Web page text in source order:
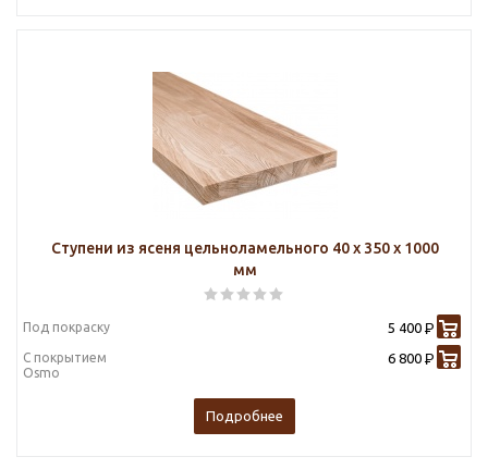
Ступени из ясеня цельноламельного 40 х 350 х 1000
мм
Под покраску 5 400 Р
С покрытием
Osmo
6 800 Р
Подробнее